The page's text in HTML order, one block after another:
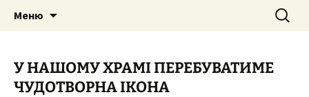
Собор Святих
Рівноапостольних
Костянтина і Єлени, м.
Тернопіль
Собор Святих Рівноапостольних
Костянтина і Єленипіль.
Патріархату
Меню Пошук:
У НАШОМУ ХРАМІ ПЕРЕБУВАТИМЕ
ЧУДОТВОРНА ІКОНА